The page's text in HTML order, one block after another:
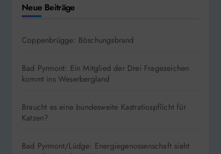
Neue Beiträge
Coppenbrügge: Böschungsbrand
Bad Pyrmont: Ein Mitglied der Drei Fragezeichen
kommt ins Weserbergland
Braucht es eine bundesweite Kastratiospflicht für
Katzen?
Bad Pyrmont/Lüdge: Energiegenossenschaft sieht